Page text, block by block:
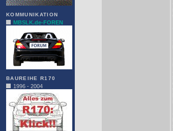
KOMMUNIKATION
MBSLK.de-FOREN
BAUREIHE R170
1996 - 2004